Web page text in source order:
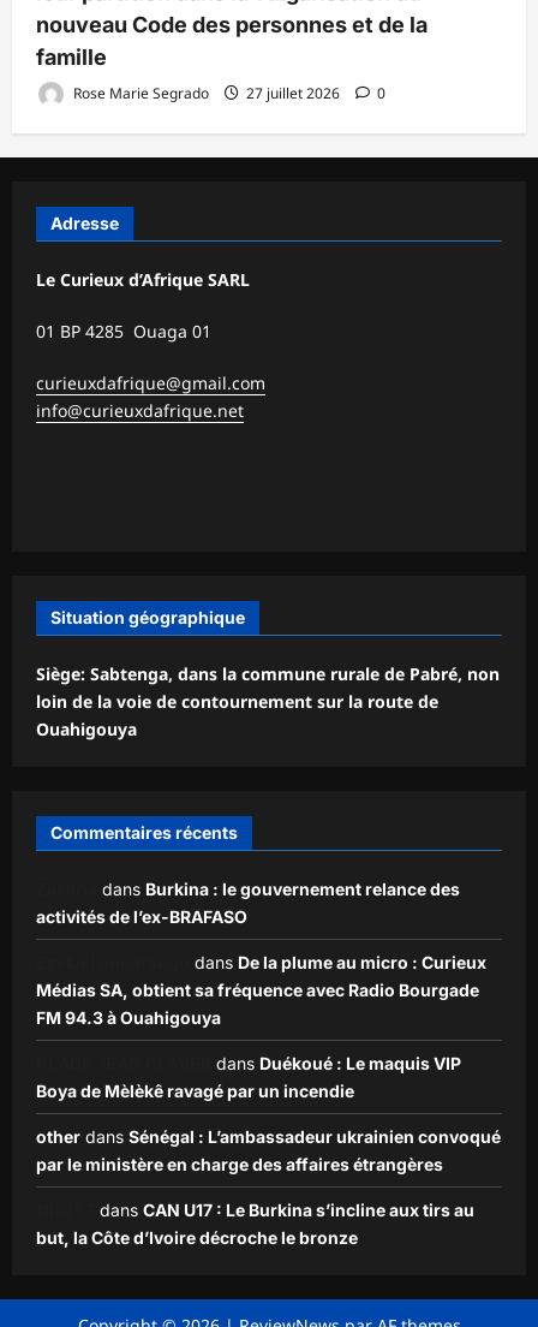
nouveau Code des personnes et de la
famille
Rose Marie Segrado 27 juillet 2026 0
Adresse
Le Curieux d’Afrique SARL
01 BP 4285 Ouaga 01
curieuxdafrique@gmail.com
info@curieuxdafrique.net
Situation géographique
Siège: Sabtenga, dans la commune rurale de Pabré, non
loin de la voie de contournement sur la route de
Ouahigouya
Commentaires récents
dans Burkina : le gouvernement relance des
activités de l’ex-BRAFASO
dans De la plume au micro : Curieux
Médias SA, obtient sa fréquence avec Radio Bourgade
FM 94.3 à Ouahigouya
dans Duékoué : Le maquis VIP
Boya de Mèlèkê ravagé par un incendie
other dans Sénégal : L’ambassadeur ukrainien convoqué
par le ministère en charge des affaires étrangères
dans CAN U17 : Le Burkina s’incline aux tirs au
but, la Côte d’Ivoire décroche le bronze